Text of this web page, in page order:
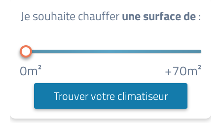
Je souhaite chaufferune surface de:
0m² +70m²
Trouver votre climatiseur